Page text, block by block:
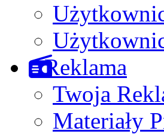
Reklama
Twoja
Materiały